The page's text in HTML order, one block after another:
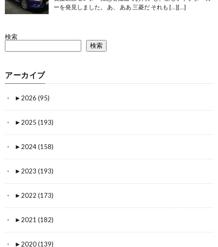
ーを発見しました。 あ、 ああ 三菱だ それも […][…]
検索
検索
アーカイブ
► 2026 (95)
► 2025 (193)
► 2024 (158)
► 2023 (193)
► 2022 (173)
► 2021 (182)
► 2020 (139)